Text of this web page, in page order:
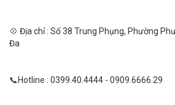
💠 Địa chỉ : Số 38 Trung Phụng, Phường
Đa
📞Hotline : 0399.40.4444 - 0909.6666.29